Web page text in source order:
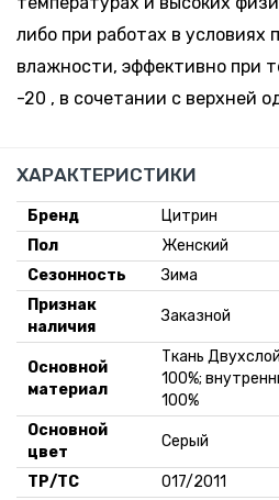
либо при работах в условиях
влажности, эффективно при
-20 , в сочетании с верхней
ХАРАКТЕРИСТИКИ
Бренд
Цитрин
Пол
Женский
Сезонность
Зима
Признак
наличия
Заказной
Основной
материал
Ткань
100%;
100%
Основной
цвет
Серый
ТР/ТС
017/2011